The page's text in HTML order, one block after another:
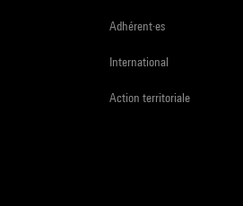
Adhérent·es
International
Action territoriale